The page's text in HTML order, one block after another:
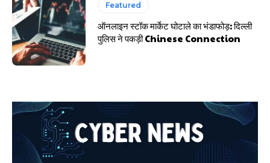
Featured
ऑनलाइन स्टॉक मार्केट घोटाले का भंडाफोड़: दिल्ली
पुलिस ने पकड़ी Chinese Connection